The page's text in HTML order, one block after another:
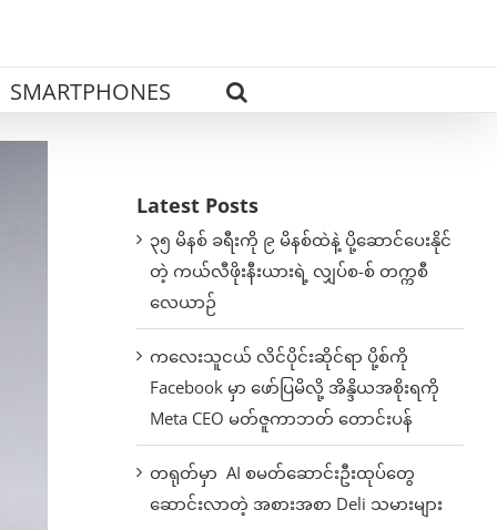
SMARTPHONES
Latest Posts
၃၅ မိနစ် ခရီးကို ၉ မိနစ်ထဲနဲ့ ပို့ဆောင်ပေးနိုင်
တဲ့ ကယ်လီဖိုးနီးယားရဲ့ လျှပ်စ-စ် တက္ကစီ
လေယာဉ်
ကလေးသူငယ် လိင်ပိုင်းဆိုင်ရာ ပို့စ်ကို
Facebook မှာ ဖော်ပြမိလို့ အိန္ဒိယအစိုးရကို
Meta CEO မတ်ဇူကာဘတ် တောင်းပန်
တရုတ်မှာ AI စမတ်ဆောင်းဦးထုပ်တွေ
ဆောင်းလာတဲ့ အစားအစာ Deli သမားများ